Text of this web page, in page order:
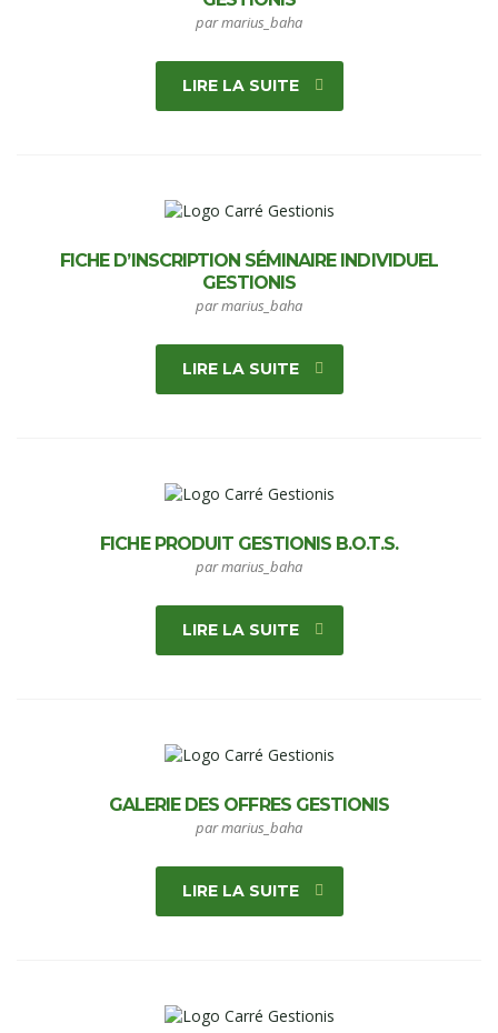
par marius_baha
LIRE LA SUITE
FICHE D’INSCRIPTION SÉMINAIRE INDIVIDUEL
GESTIONIS
par marius_baha
LIRE LA SUITE
FICHE PRODUIT GESTIONIS B.O.T.S.
par marius_baha
LIRE LA SUITE
GALERIE DES OFFRES GESTIONIS
par marius_baha
LIRE LA SUITE